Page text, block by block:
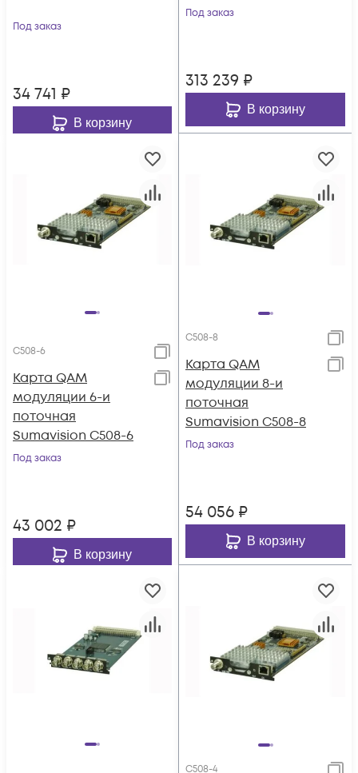
Под заказ
34 741 ₽
В корзину
потоков
Под заказ
313 239 ₽
В корзину
C508-6
Карта QAM
модуляции 6-и
поточная
Sumavision C508-6
Под заказ
43 002 ₽
В корзину
C508-8
Карта QAM
модуляции 8-и
поточная
Sumavision C508-8
Под заказ
54 056 ₽
В корзину
C508-4